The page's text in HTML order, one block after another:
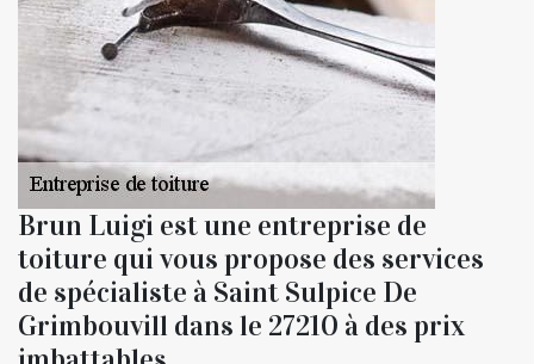
Brun Luigi est une entreprise de
toiture qui vous propose des services
de spécialiste à Saint Sulpice De
Grimbouvill dans le 27210 à des prix